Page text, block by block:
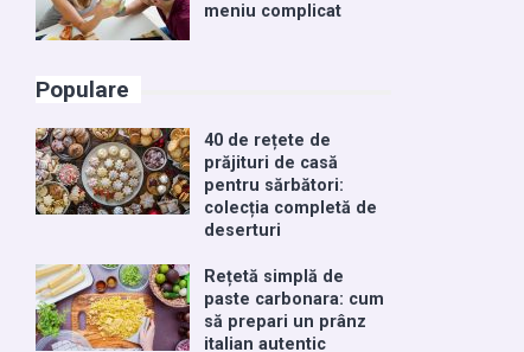
meniu complicat
Populare
40 de rețete de
prăjituri de casă
pentru sărbători:
colecția completă de
deserturi
Rețetă simplă de
paste carbonara: cum
să prepari un prânz
italian autentic